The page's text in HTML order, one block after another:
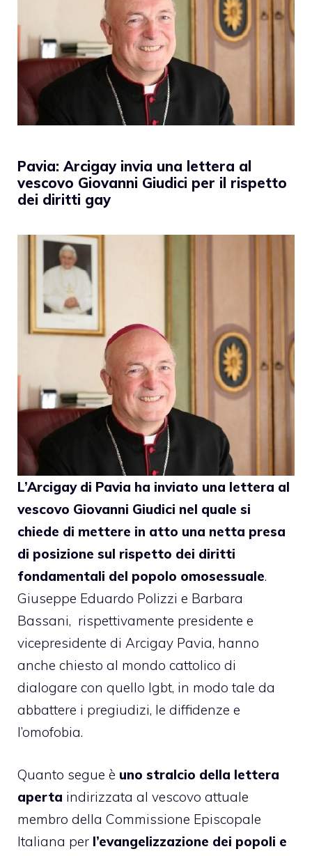
Pavia: Arcigay invia una lettera al
vescovo Giovanni Giudici per il rispetto
dei diritti gay
L’Arcigay di Pavia ha inviato una lettera al
vescovo Giovanni Giudici nel quale si
chiede di mettere in atto una netta presa
di posizione sul rispetto dei diritti
fondamentali del popolo omosessuale.
Giuseppe Eduardo Polizzi e Barbara
Bassani, rispettivamente presidente e
vicepresidente di Arcigay Pavia, hanno
anche chiesto al mondo cattolico di
dialogare con quello lgbt, in modo tale da
abbattere i pregiudizi, le diffidenze e
l’omofobia.
Quanto segue è uno stralcio della lettera
aperta indirizzata al vescovo attuale
membro della Commissione Episcopale
Italiana per l’evangelizzazione dei popoli e